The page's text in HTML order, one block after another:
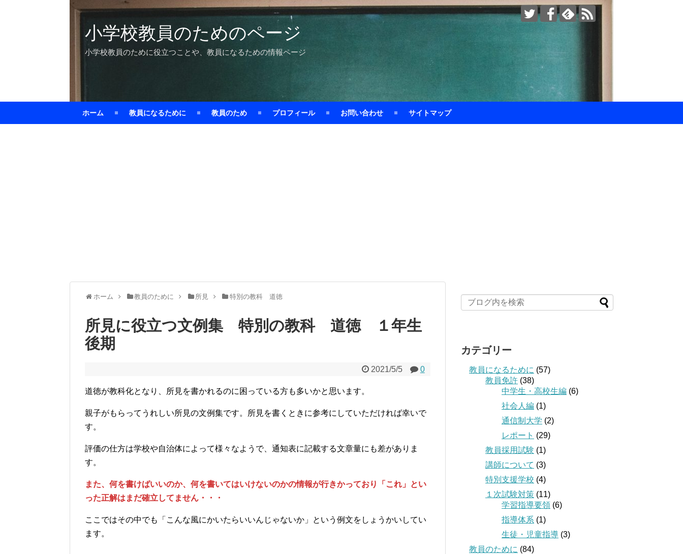
小学校教員のためのページ
小学校教員のために役立つことや、教員になるための情報ページ
ホーム 教員になるために 教員のため プロフィール お問い合わせ サイトマップ
ホーム 教員のために 所見 特別の教科 道徳
所見に役立つ文例集 特別の教科 道徳 １年生
後期
2021/5/5 0
道徳が教科化となり、所見を書かれるのに困っている方も多いかと思います。
親子がもらってうれしい所見の文例集です。所見を書くときに参考にしていただければ幸いで
す。
評価の仕方は学校や自治体によって様々なようで、通知表に記載する文章量にも差がありま
す。
また、何を書けばいいのか、何を書いてはいけないのかの情報が行きかっており「これ」とい
った正解はまだ確立してません・・・
ここではその中でも「こんな風にかいたらいいんじゃないか」という例文をしょうかいしてい
ます。
カテゴリー
教員になるために (57)
教員免許 (38)
中学生・高校生編 (6)
社会人編 (1)
通信制大学 (2)
レポート (29)
教員採用試験 (1)
講師について (3)
特別支援学校 (4)
１次試験対策 (11)
学習指導要領 (6)
指導体系 (1)
生徒・児童指導 (3)
教員のために (84)